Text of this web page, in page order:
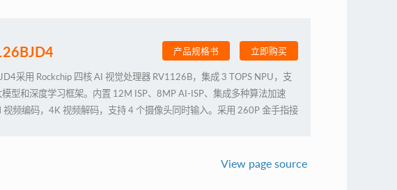
产品规格书 立即购买
采用 Rockchip 四核 AI 视觉处理器 RV1126B，集成 3 TOPS NPU，支
型和深度学习框架。内置 12M ISP、8MP AI-ISP、集成多种算法加速
频编码，4K 视频解码，支持 4 个摄像头同时输入。采用 260P 金手指接
View page source